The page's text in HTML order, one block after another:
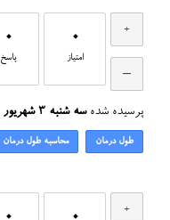
0
امتیاز
0
پاسخ
پرسیده شده سه شنبه ۳ شهریور ۱۳۹۴
طول درمان محاسبه طول درمان